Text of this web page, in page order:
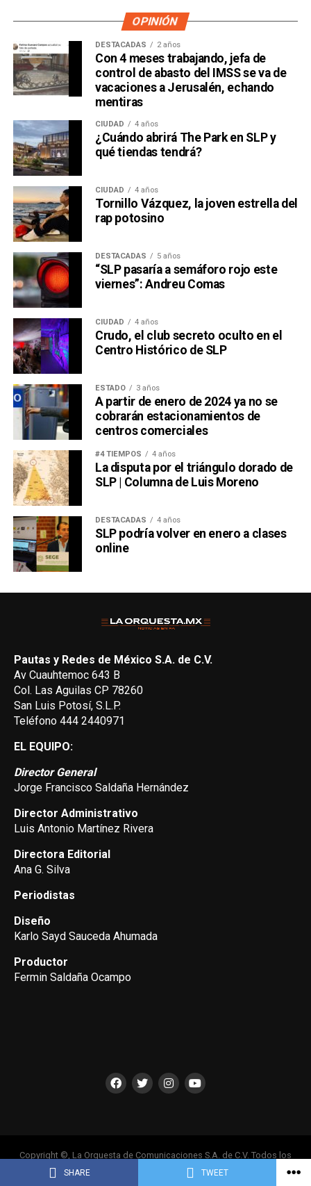
SHARE TWEET
OPINIÓN
DESTACADAS 2 años
Con 4 meses trabajando, jefa de
control de abasto del IMSS se va de
vacaciones a Jerusalén, echando
mentiras
CIUDAD 4 años
¿Cuándo abrirá The Park en SLP y
qué tiendas tendrá?
CIUDAD 4 años
Tornillo Vázquez, la joven estrella del
rap potosino
DESTACADAS 5 años
“SLP pasaría a semáforo rojo este
viernes”: Andreu Comas
CIUDAD 4 años
Crudo, el club secreto oculto en el
Centro Histórico de SLP
ESTADO 3 años
A partir de enero de 2024 ya no se
cobrarán estacionamientos de
centros comerciales
#4 TIEMPOS 4 años
La disputa por el triángulo dorado de
SLP | Columna de Luis Moreno
DESTACADAS 4 años
SLP podría volver en enero a clases
online
Pautas y Redes de México S.A. de C.V.
Av Cuauhtemoc 643 B
Col. Las Aguilas CP 78260
San Luis Potosí, S.L.P.
Teléfono 444 2440971
EL EQUIPO:
Director General
Jorge Francisco Saldaña Hernández
Director Administrativo
Luis Antonio Martínez Rivera
Directora Editorial
Ana G. Silva
Periodistas
Diseño
Karlo Sayd Sauceda Ahumada
Productor
Fermin Saldaña Ocampo
Copyright ©, La Orquesta de Comunicaciones S.A. de C.V. Todos los
Derechos Reservados